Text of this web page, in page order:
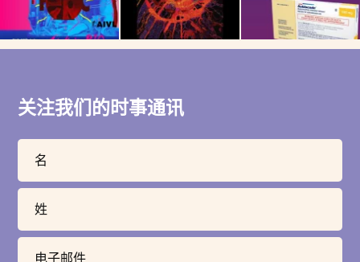
关注我们的时事通讯